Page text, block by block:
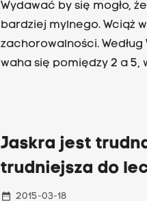
Wydawać by się mogło,
bardziej mylnego. Wciąż
zachorowalności. Według
waha się pomiędzy 2 a 5,
Wiola Gawlik - Janusz.
Jaskra jest
trudniejsza do
date_range 2015-03-18